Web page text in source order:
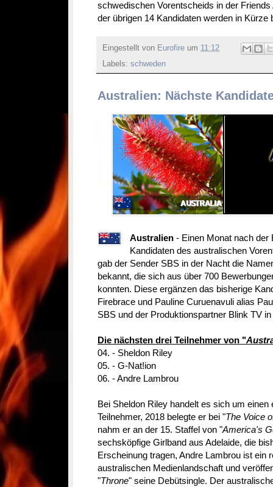
schwedischen Vorentscheids in der
der übrigen 14 Kandidaten werden in Kürze
Eingestellt von Eurofire um 11:12
Labels: schweden
Australien: Nächste
Australien- Einen Monat nach der
Kandidaten des australischen
gab der Sender SBS in der Nacht die
bekannt, die sich aus über 700
konnten. Diese ergänzen das bisherige
Firebrace und Pauline Curuenavuli alias
SBS und der Produktionspartner Blink TV
Die nächsten drei Teilnehmer von "
04. - Sheldon Riley
05. - G-Nat!ion
06. - Andre Lambrou
Bei Sheldon Riley handelt es sich um
Teilnehmer, 2018 belegte er bei "The Voice
nahm er an der 15. Staffel von "America's
sechsköpfige Girlband aus Adelaide, die
Erscheinung tragen, Andre Lambrou ist ein
australischen Medienlandschaft und
"Throne" seine Debütsingle. Der